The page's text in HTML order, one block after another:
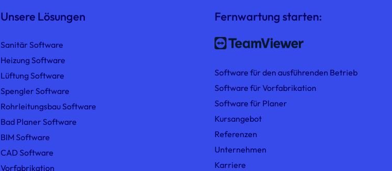
Unsere Lösungen
Sanitär Software
Heizung Software
Lüftung Software
Spengler Software
Rohrleitungsbau Software
Bad Planer Software
BIM Software
CAD Software
Vorfabrikation
Fernwartung starten:
Software für den ausführenden Betrieb
Software für Vorfabrikation
Software für Planer
Kursangebot
Referenzen
Unternehmen
Karriere